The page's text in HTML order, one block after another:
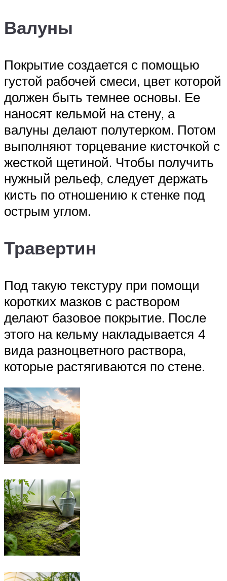
Валуны
Покрытие создается с помощью
густой рабочей смеси, цвет которой
должен быть темнее основы. Ее
наносят кельмой на стену, а
валуны делают полутерком. Потом
выполняют торцевание кисточкой с
жесткой щетиной. Чтобы получить
нужный рельеф, следует держать
кисть по отношению к стенке под
острым углом.
Травертин
Под такую текстуру при помощи
коротких мазков с раствором
делают базовое покрытие. После
этого на кельму накладывается 4
вида разноцветного раствора,
которые растягиваются по стене.